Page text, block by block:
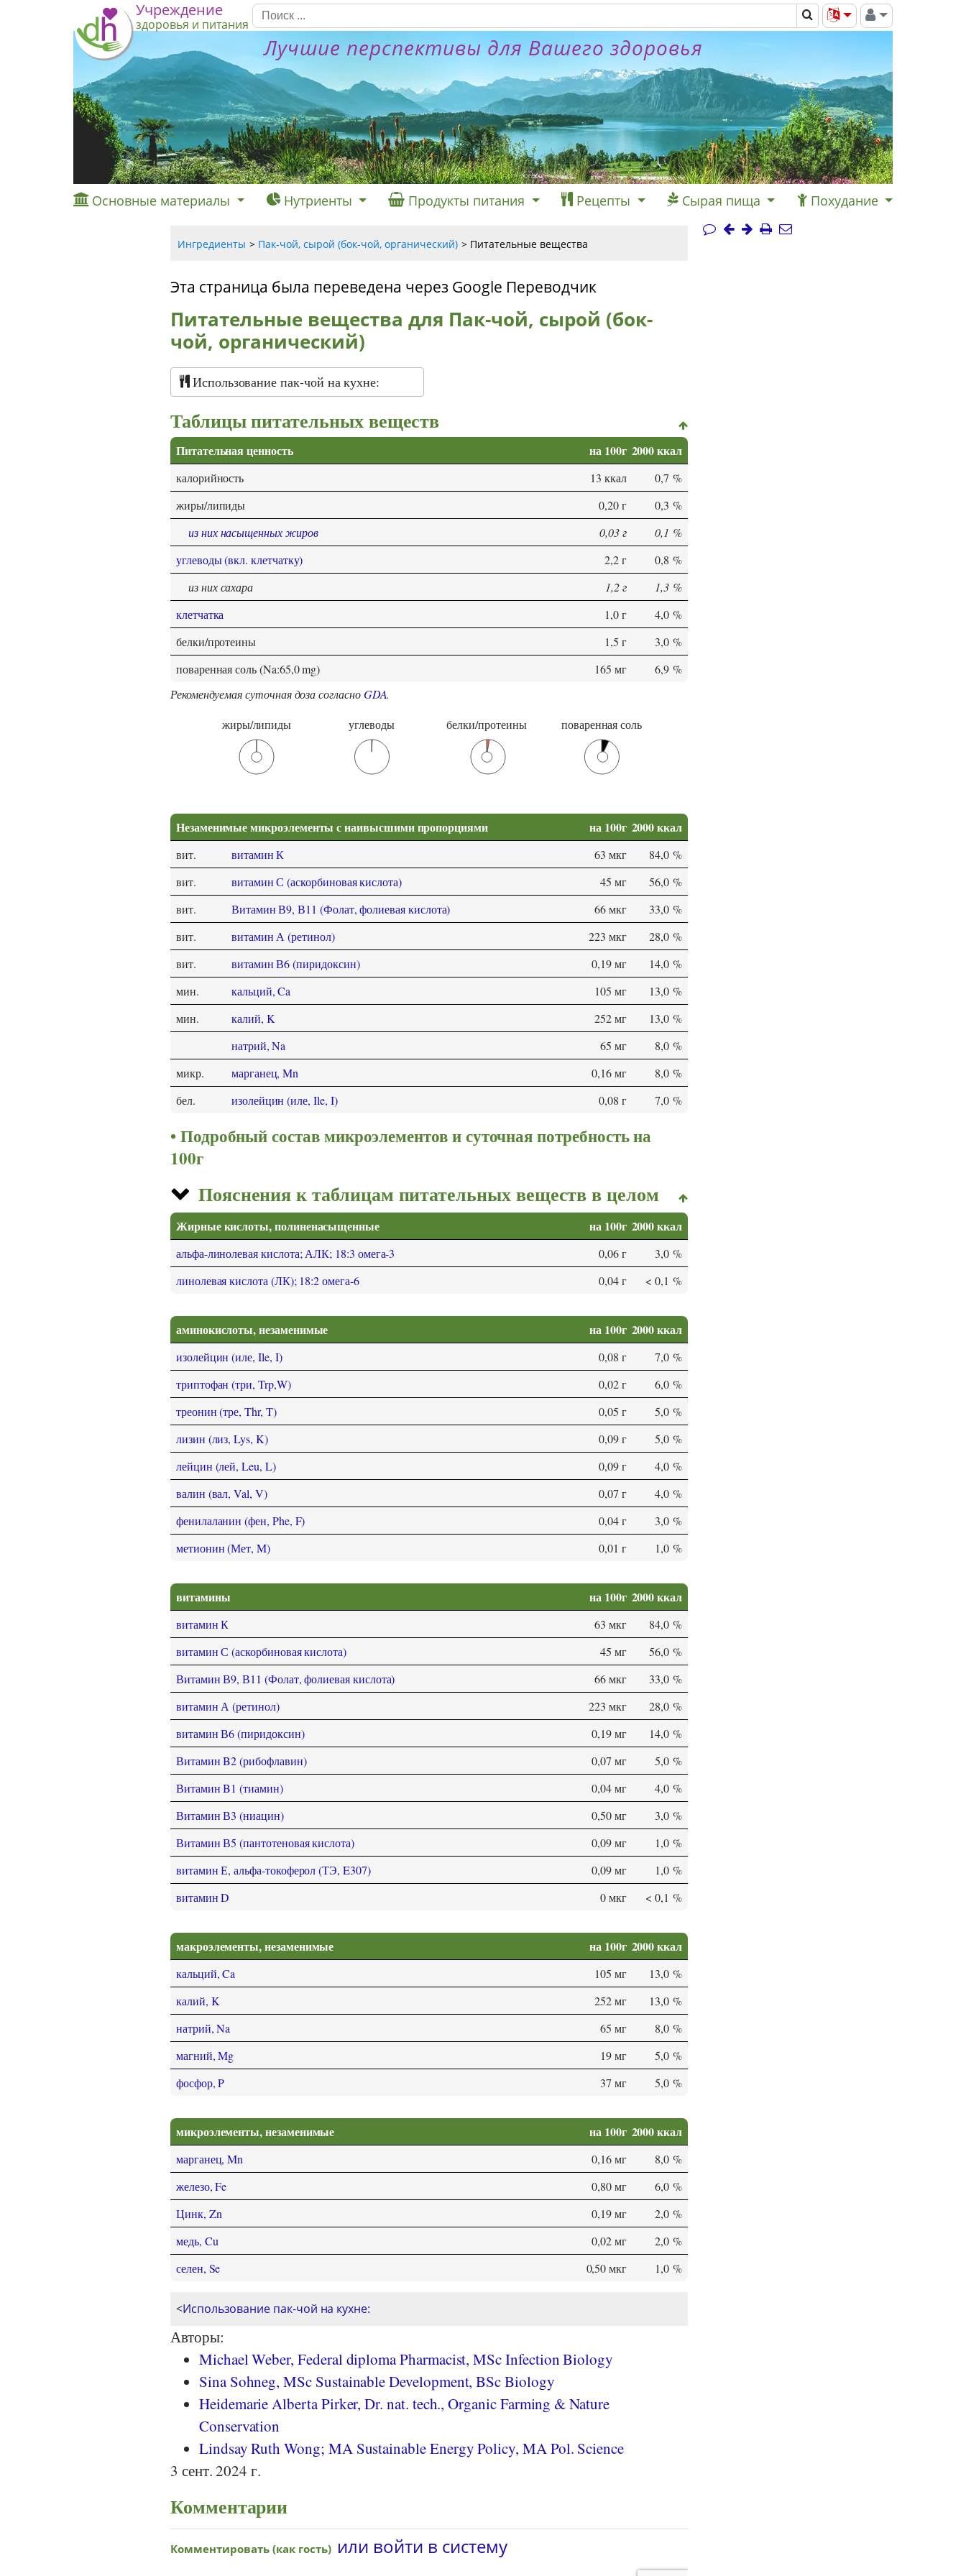
Учреждение
здоровья и питания
Лучшие перспективы для Вашего здоровья
Основные материалы Нутриенты Продукты питания Рецепты Сырая пища Похудание
Ингредиенты Пак-чой, сырой (бок-чой, органический) Питательные вещества
Эта страница была переведена через Google Переводчик
Питательные вещества для Пак-чой, сырой (бок-
чой, органический)
Использование пак-чой на кухне:
Таблицы питательных веществ
Питательная ценность на 100г 2000 ккал
калорийность 13 ккал
0,7 %
жиры/липиды
0,20 г
0,3 %
из них насыщенных жиров
0,03 г
0,1 %
углеводы (вкл. клетчатку)
2,2 г
0,8 %
из них сахара
1,2 г
1,3 %
клетчатка
1,0 г
4,0 %
белки/протеины
1,5 г
3,0 %
поваренная соль (Na:65,0 mg)
165 мг
6,9 %
Рекомендуемая суточная доза согласноGDA.
жиры/липиды
углеводы белки/протеины поваренная соль
Незаменимые микроэлементы с наивысшими пропорциями на 100г 2000 ккал
вит. витамин К 63 мкг
84,0 %
вит.
витамин С (аскорбиновая кислота) 45 мг
56,0 %
вит.
Витамин В9, В11 (Фолат, фолиевая кислота) 66 мкг
33,0 %
вит.
витамин А (ретинол) 223 мкг
28,0 %
вит.
витамин В6 (пиридоксин) 0,19 мг
14,0 %
мин.
кальций, Ca 105 мг
13,0 %
мин.
калий, K 252 мг
13,0 %
натрий, Na
65 мг
8,0 %
микр.
марганец, Mn 0,16 мг
8,0 %
бел.
изолейцин (иле, Ile, I) 0,08 г 7,0 %
Подробный состав микроэлементов и суточная потребность на
100г
Пояснения к таблицам питательных веществ в целом
Жирные кислоты, полиненасыщенные на 100г 2000 ккал
альфа-линолевая кислота; АЛК; 18:3 омега-3 0,06 г
3,0 %
линолевая кислота (ЛК); 18:2 омега-6
0,04 г < 0,1 %
аминокислоты, незаменимые на 100г 2000 ккал
изолейцин (иле, Ile, I) 0,08 г
7,0 %
триптофан (три, Trp,W)
0,02 г
6,0 %
треонин (тре, Thr, T)
0,05 г
5,0 %
лизин (лиз, Lys, K)
0,09 г
5,0 %
лейцин (лей, Leu, L)
0,09 г
4,0 %
валин (вал, Val, V)
0,07 г
4,0 %
фенилаланин (фен, Phe, F)
0,04 г
3,0 %
метионин (Мет, M)
0,01 г 1,0 %
витамины на 100г 2000 ккал
витамин К 63 мкг
84,0 %
витамин С (аскорбиновая кислота)
45 мг
56,0 %
Витамин В9, В11 (Фолат, фолиевая кислота)
66 мкг
33,0 %
витамин А (ретинол)
223 мкг
28,0 %
витамин В6 (пиридоксин)
0,19 мг
14,0 %
Витамин B2 (рибофлавин)
0,07 мг
5,0 %
Витамин B1 (тиамин)
0,04 мг
4,0 %
Витамин В3 (ниацин)
0,50 мг
3,0 %
Витамин В5 (пантотеновая кислота)
0,09 мг
1,0 %
витамин Е, альфа-токоферол (ТЭ, E307)
0,09 мг
1,0 %
витамин D
0 мкг < 0,1 %
макроэлементы, незаменимые на 100г 2000 ккал
кальций, Ca 105 мг
13,0 %
калий, K
252 мг
13,0 %
натрий, Na
65 мг
8,0 %
магний, Mg
19 мг
5,0 %
фосфор, P
37 мг 5,0 %
микроэлементы, незаменимые на 100г 2000 ккал
марганец, Mn 0,16 мг
8,0 %
железо, Fe
0,80 мг
6,0 %
Цинк, Zn
0,19 мг
2,0 %
медь, Cu
0,02 мг
2,0 %
селен, Se
0,50 мкг 1,0 %
<Использование пак-чой на кухне:
Авторы:
Michael Weber, Federal diploma Pharmacist, MSc Infection Biology
Sina Sohneg, MSc Sustainable Development, BSc Biology
Heidemarie Alberta Pirker, Dr. nat. tech., Organic Farming & Nature
Conservation
Lindsay Ruth Wong; MA Sustainable Energy Policy, MA Pol. Science
3 сент. 2024 г.
Комментарии